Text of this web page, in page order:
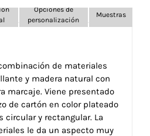
Opciones de
personalización
Muestras
de materiales
y madera natural con
marcaje. Viene presentado
de cartón en color plateado
circular y rectangular. La
le da un aspecto muy